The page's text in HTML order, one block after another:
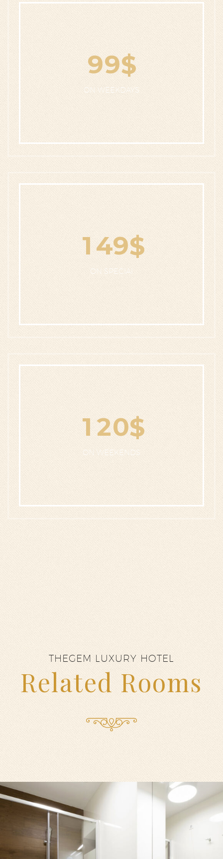
99$
ON WEEKDAYS
149$
ON SPECIAl
120$
ON WEEKENDS
THEGEM LUXURY HOTEL
Related Rooms